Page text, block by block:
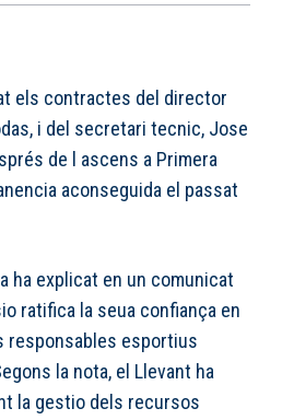
els contractes del director
i del secretari tecnic, Jose
de l ascens a Primera
aconseguida el passat
ha explicat en un comunicat
ratifica la seua confiança en
responsables esportius
la nota, el Llevant ha
la gestio dels recursos